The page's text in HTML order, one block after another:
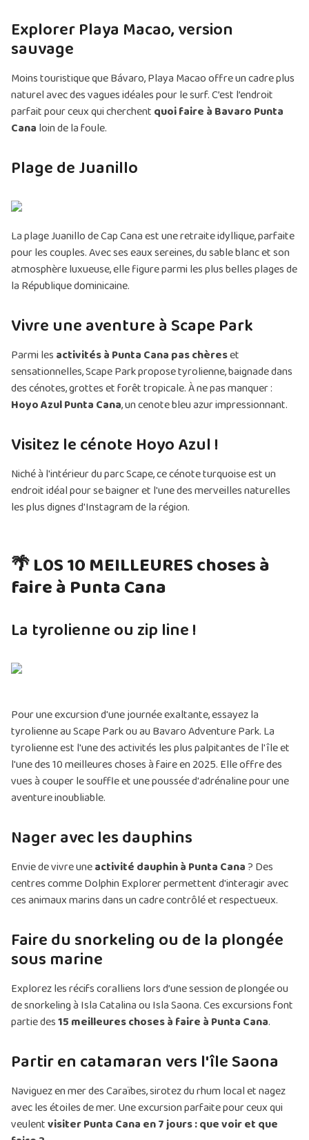
Explorer Playa Macao, version
sauvage
Moins touristique que Bávaro, Playa Macao offre un cadre plus
naturel avec des vagues idéales pour le surf. C’est l’endroit
parfait pour ceux qui cherchent quoi faire à Bavaro Punta
Cana loin de la foule.
Plage de Juanillo
La plage Juanillo de Cap Cana est une retraite idyllique, parfaite
pour les couples. Avec ses eaux sereines, du sable blanc et son
atmosphère luxueuse, elle figure parmi les plus belles plages de
la République dominicaine.
Vivre une aventure à Scape Park
Parmi les activités à Punta Cana pas chèreset
sensationnelles, Scape Park propose tyrolienne, baignade dans
des cénotes, grottes et forêt tropicale. À ne pas manquer :
Hoyo Azul Punta Cana, un cenote bleu azur impressionnant.
Visitez le cénote Hoyo Azul !
Niché à l'intérieur du parc Scape, ce cénote turquoise est un
endroit idéal pour se baigner et l'une des merveilles naturelles
les plus dignes d'Instagram de la région.
🌴 L0S 10 MEILLEURES choses à
faire à Punta Cana
La tyrolienne ou zip line !
Pour une excursion d'une journée exaltante, essayez la
tyrolienne au Scape Park ou au Bavaro Adventure Park. La
tyrolienne est l'une des activités les plus palpitantes de l'île et
l'une des 10 meilleures choses à faire en 2025. Elle offre des
vues à couper le souffle et une poussée d'adrénaline pour une
aventure inoubliable.
Nager avec les dauphins
Envie de vivre uneactivité dauphin à Punta Cana? Des
centres comme Dolphin Explorer permettent d'interagir avec
ces animaux marins dans un cadre contrôlé et respectueux.
Faire du snorkeling ou de la plongée
sous marine
Explorez les récifs coralliens lors d’une session de plongée ou
de snorkeling à Isla Catalina ou Isla Saona. Ces excursions font
partie des15 meilleures choses à faire à Punta Cana.
Partir en catamaran vers l'île Saona
Naviguez en mer des Caraïbes, sirotez du rhum local et nagez
avec les étoiles de mer. Une excursion parfaite pour ceux qui
veulentvisiter Punta Cana en 7 jours : que voir et que